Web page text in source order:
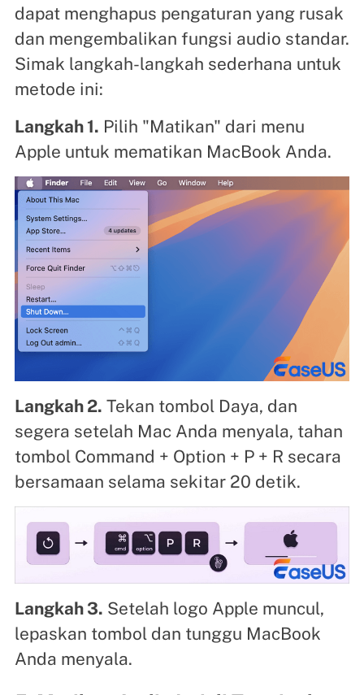
dapat menghapus pengaturan yang rusak
dan mengembalikan fungsi audio standar.
Simak langkah-langkah sederhana untuk
metode ini:
Langkah 1. Pilih "Matikan" dari menu
Apple untuk mematikan MacBook Anda.
Langkah 2. Tekan tombol Daya, dan
segera setelah Mac Anda menyala, tahan
tombol Command + Option + P + R secara
bersamaan selama sekitar 20 detik.
Langkah 3. Setelah logo Apple muncul,
lepaskan tombol dan tunggu MacBook
Anda menyala.